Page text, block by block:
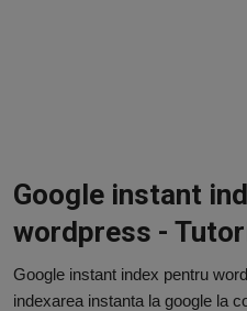
Guest Post
Guest Post
Bucatarie
Google instant
wordpress -
Google instant index pentru
indexarea instanta la google la